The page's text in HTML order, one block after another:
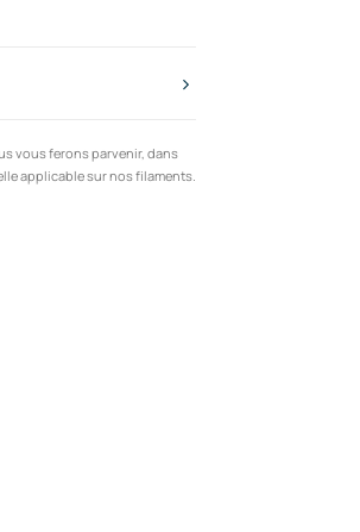
vous ferons parvenir, dans
applicable sur nos filaments.